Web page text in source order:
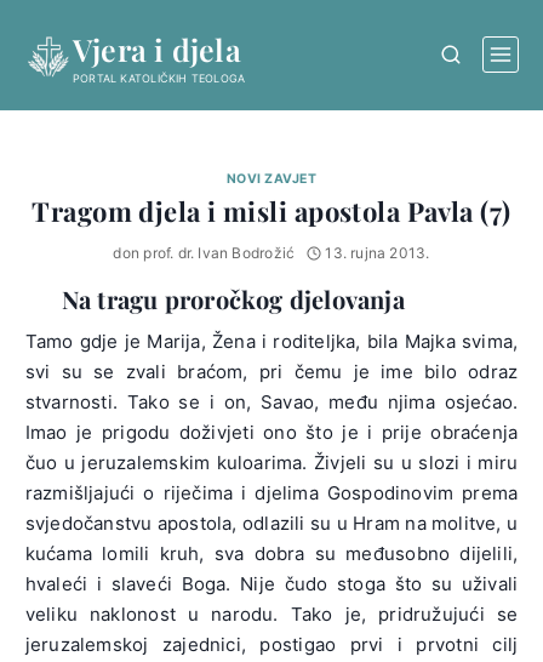
content
Vjera i djela
PORTAL KATOLIČKIH TEOLOGA
NOVI ZAVJET
Tragom djela i misli apostola Pavla (7)
don prof. dr. Ivan Bodrožić 13. rujna 2013.
Na tragu proročkog djelovanja
Tamo gdje je Marija, Žena i roditeljka, bila Majka svima,
svi su se zvali braćom, pri čemu je ime bilo odraz
stvarnosti. Tako se i on, Savao, među njima osjećao.
Imao je prigodu doživjeti ono što je i prije obraćenja
čuo u jeruzalemskim kuloarima. Živjeli su u slozi i miru
razmišljajući o riječima i djelima Gospodinovim prema
svjedočanstvu apostola, odlazili su u Hram na molitve, u
kućama lomili kruh, sva dobra su međusobno dijelili,
hvaleći i slaveći Boga. Nije čudo stoga što su uživali
veliku naklonost u narodu. Tako je, pridružujući se
jeruzalemskoj zajednici, postigao prvi i prvotni cilj